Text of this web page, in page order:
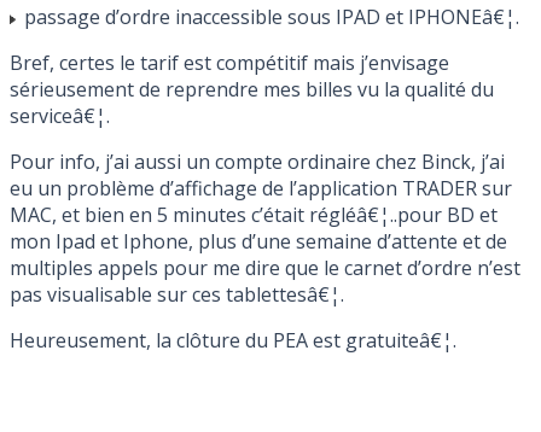
passage d’ordre inaccessible sous IPAD et IPHONEâ€¦.
Bref, certes le tarif est compétitif mais j’envisage
sérieusement de reprendre mes billes vu la qualité du
serviceâ€¦.
Pour info, j’ai aussi un compte ordinaire chez Binck, j’ai
eu un problème d’affichage de l’application TRADER sur
MAC, et bien en 5 minutes c’était régléâ€¦..pour BD et
mon Ipad et Iphone, plus d’une semaine d’attente et de
multiples appels pour me dire que le carnet d’ordre n’est
pas visualisable sur ces tablettesâ€¦.
Heureusement, la clôture du PEA est gratuiteâ€¦.